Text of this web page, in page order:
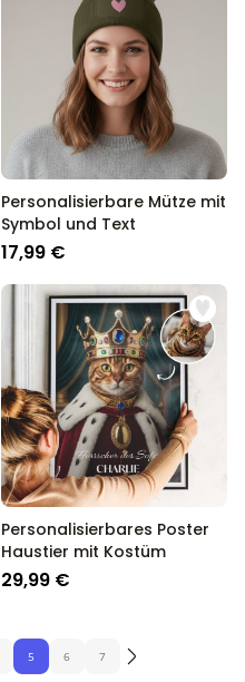
Personalisierbare Mütze mit
Symbol und Text
17,99 €
Personalisierbares Poster
Haustier mit Kostüm
29,99 €
5 6 7